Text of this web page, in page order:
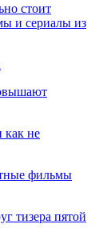
стоит
и сериалы из
как не
фильмы
тизера пятой